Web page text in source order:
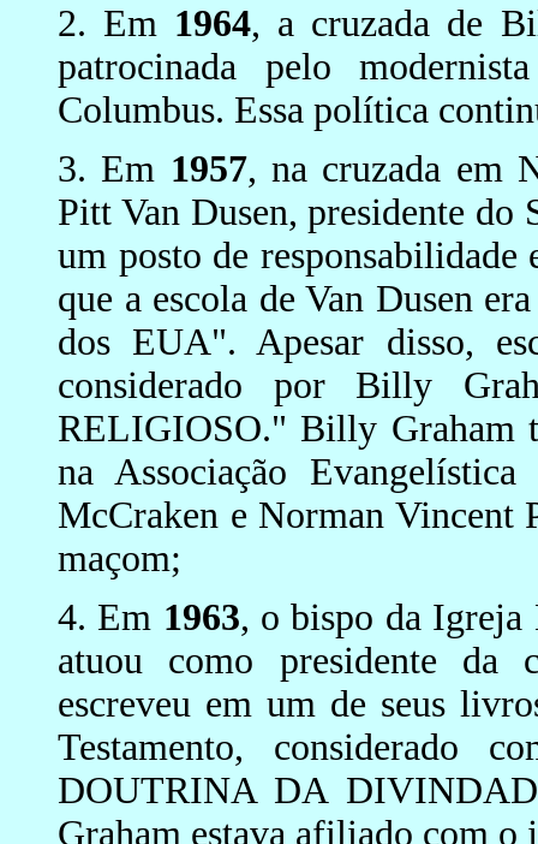
2. Em 1964, a cruzada de
patrocinada pelo
Columbus. Essa política
3. Em 1957, na cruzada em
Pitt Van Dusen, presidente
um posto de responsabilidade
que a escola de Van Dusen
dos EUA". Apesar disso,
considerado por Billy
RELIGIOSO." Billy Graham
na Associação
McCraken e Norman Vincent
maçom;
4. Em 1963, o bispo da
atuou como presidente da
escreveu em um de seus
Testamento, considerado
DOUTRINA DA
Graham estava afiliado com